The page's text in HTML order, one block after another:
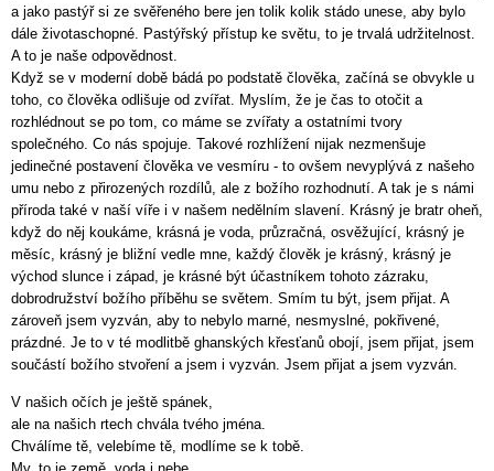
a jako pastýř si ze svěřeného bere jen tolik kolik stádo unese, aby bylo
dále životaschopné. Pastýřský přístup ke světu, to je trvalá udržitelnost.
A to je naše odpovědnost.
Když se v moderní době bádá po podstatě člověka, začíná se obvykle u
toho, co člověka odlišuje od zvířat. Myslím, že je čas to otočit a
rozhlédnout se po tom, co máme se zvířaty a ostatními tvory
společného. Co nás spojuje. Takové rozhlížení nijak nezmenšuje
jedinečné postavení člověka ve vesmíru - to ovšem nevyplývá z našeho
umu nebo z přirozených rozdílů, ale z božího rozhodnutí. A tak je s námi
příroda také v naší víře i v našem nedělním slavení. Krásný je bratr oheň,
když do něj koukáme, krásná je voda, průzračná, osvěžující, krásný je
měsíc, krásný je bližní vedle mne, každý člověk je krásný, krásný je
východ slunce i západ, je krásné být účastníkem tohoto zázraku,
dobrodružství božího příběhu se světem. Smím tu být, jsem přijat. A
zároveň jsem vyzván, aby to nebylo marné, nesmyslné, pokřivené,
prázdné. Je to v té modlitbě ghanských křesťanů obojí, jsem přijat, jsem
součástí božího stvoření a jsem i vyzván. Jsem přijat a jsem vyzván.
V našich očích je ještě spánek,
ale na našich rtech chvála tvého jména.
Chválíme tě, velebíme tě, modlíme se k tobě.